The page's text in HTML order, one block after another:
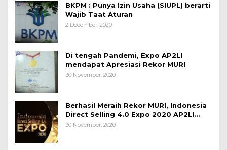
BKPM : Punya Izin Usaha (SIUPL) berarti
Wajib Taat Aturan
2 December, 2020
Di tengah Pandemi, Expo AP2LI
mendapat Apresiasi Rekor MURI
30 November, 2020
Berhasil Meraih Rekor MURI, Indonesia
Direct Selling 4.0 Expo 2020 AP2LI
berakhir sangat memuaskan
30 November, 2020